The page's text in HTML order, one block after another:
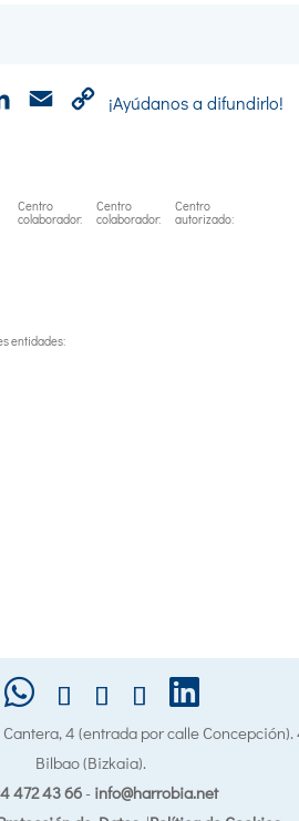
LinkedInEmail
Copy
¡Ayúdanos a difundirlo!
Centro
colaborador:
Centro
colaborador:
Centro
autorizado:
entidades:
Cantera, 4 (entrada por calle
Bilbao (Bizkaia).
472 43 66- info@harrobia.net